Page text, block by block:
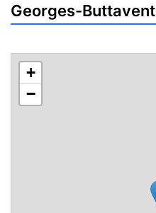
Georges-Buttavent
+
−